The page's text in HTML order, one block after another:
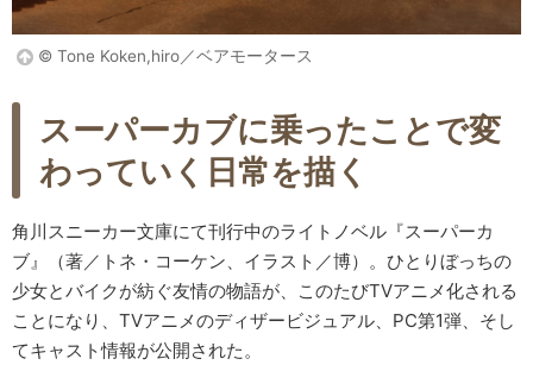
© Tone Koken,hiro／ベアモータース
スーパーカブに乗ったことで変
わっていく日常を描く
角川スニーカー文庫にて刊行中のライトノベル『スーパーカ
ブ』（著／トネ・コーケン、イラスト／博）。ひとりぼっちの
少女とバイクが紡ぐ友情の物語が、このたびTVアニメ化される
ことになり、TVアニメのディザービジュアル、PC第1弾、そし
てキャスト情報が公開された。